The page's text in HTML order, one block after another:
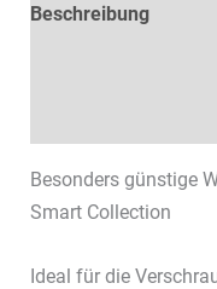
Beschreibung
Besonders günstige
Smart Collection
Ideal für die